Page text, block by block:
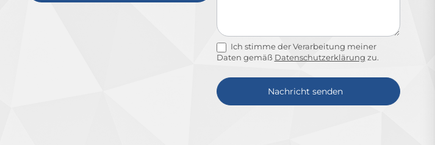
Ich stimme der Verarbeitung meiner
Daten gemäß Datenschutzerklärung zu.
Nachricht senden